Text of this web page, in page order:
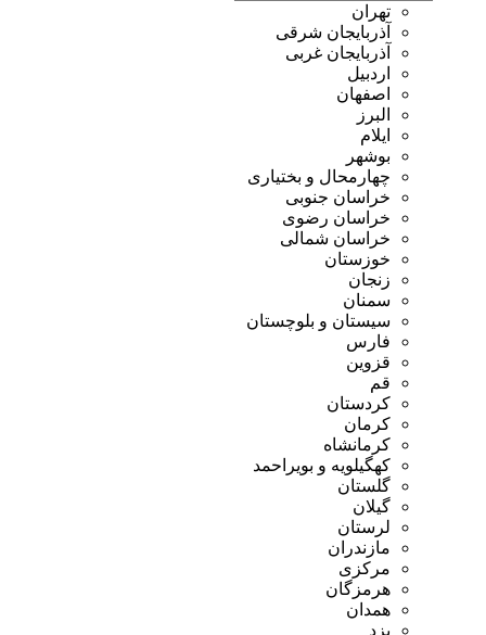
تهران
آذربایجان شرقی
آذربایجان غربی
اردبیل
اصفهان
البرز
ایلام
بوشهر
چهارمحال و بختیاری
خراسان جنوبی
خراسان رضوی
خراسان شمالی
خوزستان
زنجان
سمنان
سیستان و بلوچستان
فارس
قزوین
قم
کردستان
کرمان
کرمانشاه
کهگیلویه و بویراحمد
گلستان
گیلان
لرستان
مازندران
مرکزی
هرمزگان
همدان
یزد